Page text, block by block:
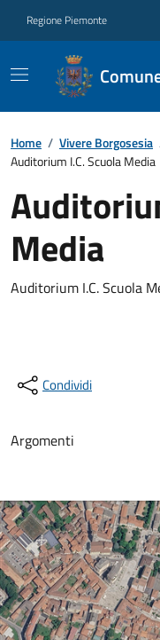
Regione Piemonte
Home / Vivere Borgosesia
Auditorium I.C. Scuola Media
Media
Auditorium I.C. Scuola
Condividi
Argomenti